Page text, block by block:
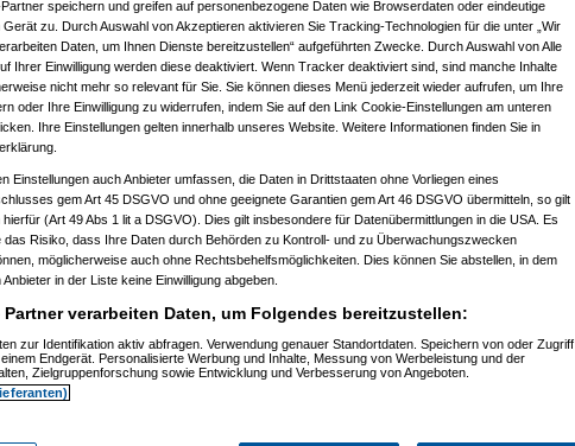
am 20.12.2022, 21:19:58)
am 20.12.2022, 21:27:56)
(AVS_reloadedam 20.12.2022, 21:37:23)
(hellbringeram 20.12.2022, 21:45:41)
( AVS_reloaded
am 20.12.2022, 21:56:07)
am 23.12.2022, 12:22:08)
AVS_reloadedam 23.12.2022, 13:14:58)
(hellbringer
(AVS_reloadedam 24.12.2022, 09:38:11)
(-Transformer2K-am 23.12.2022, 15:24:25)
(hellbringeram 23.12.2022, 15:34:47)
(-Transformer2K-am 23.12.2022, 15:42:13)
Smartmeter
(hellbringeram 23.12.2022, 16:21:09)
Smartmeter(-Transformer2K-am 23.12.2022, 16:42:05)
(hellbringeram 27.12.2022, 11:09:00)
(AVS_reloaded am 24.12.2022, 09:38:33)
am 20.12.2022, 21:17:49)
am 20.12.2022, 21:24:09)
am 20.12.2022, 21:27:26)
speichern und greifen auf personenbezogene Daten wie Browserdaten oder eindeutige
zu. Durch Auswahl von Akzeptieren aktivieren Sie Tracking-Technologien für die unter „Wir
Daten, um Ihnen Dienste bereitzustellen“ aufgeführten Zwecke. Durch Auswahl von Alle
Ihrer Einwilligung werden diese deaktiviert. Wenn Tracker deaktiviert sind, sind manche Inhalte
nicht mehr so relevant für Sie. Sie können dieses Menü jederzeit wieder aufrufen, um Ihre
oder Ihre Einwilligung zu widerrufen, indem Sie auf den Link Cookie-Einstellungen am unteren
Ihre Einstellungen gelten innerhalb unseres Website. Weitere Informationen finden Sie in
Einstellungen auch Anbieter umfassen, die Daten in Drittstaaten ohne Vorliegen eines
gem Art 45 DSGVO und ohne geeignete Garantien gem Art 46 DSGVO übermitteln, so gilt
hierfür (Art 49 Abs 1 lit a DSGVO). Dies gilt insbesondere für Datenübermittlungen in die USA. Es
das Risiko, dass Ihre Daten durch Behörden zu Kontroll- und zu Überwachungszwecken
möglicherweise auch ohne Rechtsbehelfsmöglichkeiten. Dies können Sie abstellen, in dem
in der Liste keine Einwilligung abgeben.
verarbeiten Daten, um Folgendes bereitzustellen:
zur Identifikation aktiv abfragen. Verwendung genauer Standortdaten. Speichern von oder Zugriff
Endgerät. Personalisierte Werbung und Inhalte, Messung von Werbeleistung und der
Zielgruppenforschung sowie Entwicklung und Verbesserung von Angeboten.